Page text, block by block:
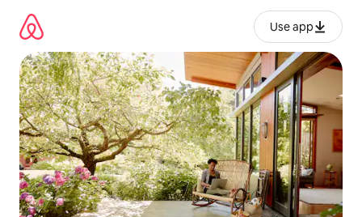
contenido
Use app